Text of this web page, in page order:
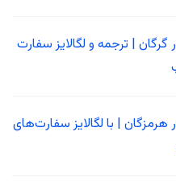
گرگان | ترجمه و لگالایز سفارت
هرمزگان | با لگالایز سفارت‌های